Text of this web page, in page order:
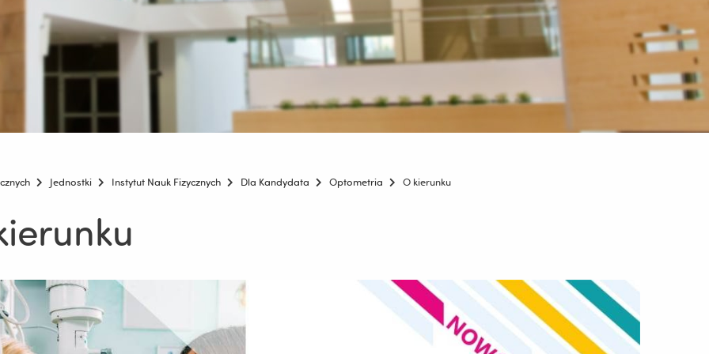
Jednostki Instytut Nauk Fizycznych Dla Kandydata Optometria O kierunku